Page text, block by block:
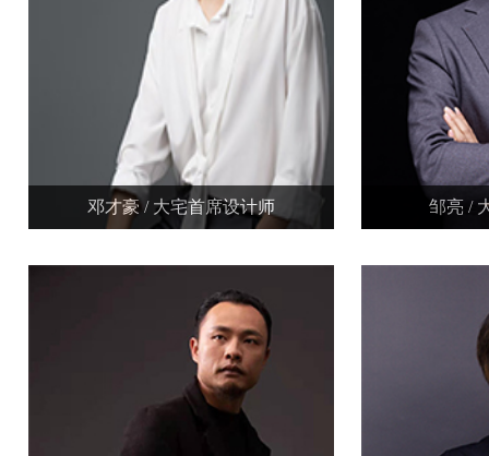
邓才豪 / 大宅首席设计师 邹亮 /